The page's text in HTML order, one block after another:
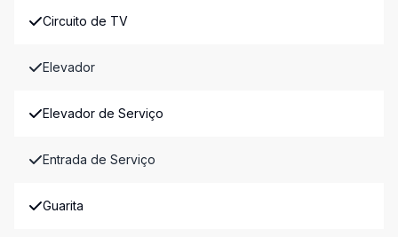
Circuito de TV
Elevador
Elevador de Serviço
Entrada de Serviço
Guarita